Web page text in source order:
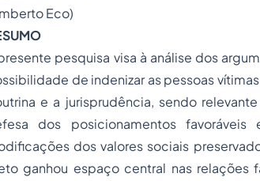
Eco)
pesquisa visa à análise dos
de indenizar as pessoas
e a jurisprudência, sendo
dos posicionamentos
dos valores sociais
ganhou espaço central nas relações